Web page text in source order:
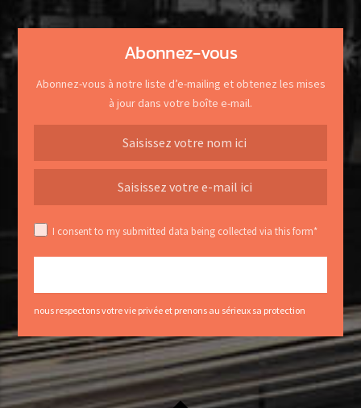
Abonnez-vous
Abonnez-vous à notre liste d’e-mailing et obtenez les mises
à jour dans votre boîte e-mail.
I consent to my submitted data being collected via this form*
nous respectons votre vie privée et prenons au sérieux sa protection